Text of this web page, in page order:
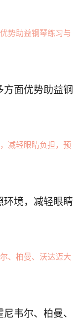
方面优势助益钢
环境，减轻眼睛
韦尔、柏曼、